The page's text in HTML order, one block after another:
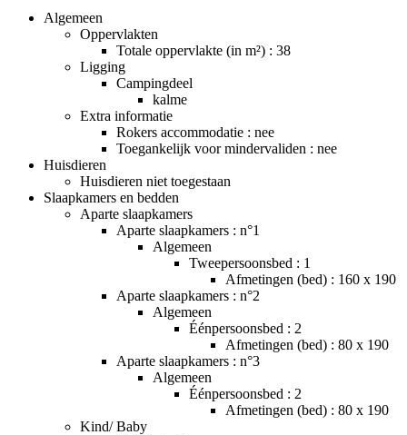
Algemeen
Oppervlakten
Totale oppervlakte (in m²) : 38
Ligging
Campingdeel
kalme
Extra informatie
Rokers accommodatie : nee
Toegankelijk voor mindervaliden : nee
Huisdieren
Huisdieren niet toegestaan
Slaapkamers en bedden
Aparte slaapkamers
Aparte slaapkamers : n°1
Algemeen
Tweepersoonsbed : 1
Afmetingen (bed) : 160 x 190
Aparte slaapkamers : n°2
Algemeen
Éénpersoonsbed : 2
Afmetingen (bed) : 80 x 190
Aparte slaapkamers : n°3
Algemeen
Éénpersoonsbed : 2
Afmetingen (bed) : 80 x 190
Kind/ Baby